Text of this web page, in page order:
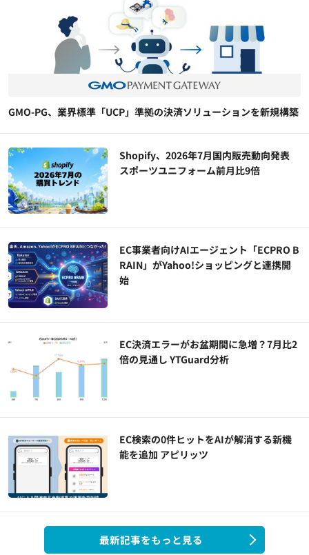
GMO-PG、業界標準「UCP」準拠の決済ソリューションを新規構築
Shopify、2026年7月国内販売動向発表
スポーツユニフォーム前月比9倍
EC事業者向けAIエージェント「ECPRO B
RAIN」がYahoo!ショッピングと連携開
始
EC決済エラーがお盆期間に急増？7月比2
倍の見通し YTGuard分析
EC検索の0件ヒットをAIが解消する新機
能を追加 アピリッツ
最新記事をもっと見る